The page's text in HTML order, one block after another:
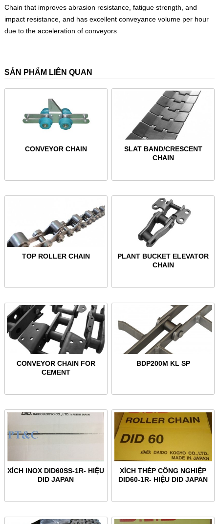
Chain that improves abrasion resistance, fatigue strength, and
impact resistance, and has excellent conveyance volume per hour
due to the acceleration of conveyors
SẢN PHẨM LIÊN QUAN
CONVEYOR CHAIN
SLAT BAND/CRESCENT
CHAIN
TOP ROLLER CHAIN
PLANT BUCKET ELEVATOR
CHAIN
CONVEYOR CHAIN FOR
CEMENT
BDP200M KL SP
XÍCH INOX DID60SS-1R- HIỆU
DID JAPAN
XÍCH THÉP CÔNG NGHIỆP
DID60-1R- HIỆU DID JAPAN